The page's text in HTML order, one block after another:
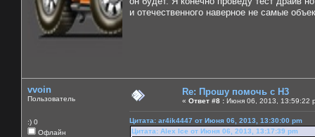
и отечественного наверное не самые
vvoin
Пользователь
:) 0
Офлайн
Re: Прошу помочь с Н3
« Ответ #8 : Июня 06, 2013, 13:59:22
Цитата: ar4ik4447 от Июня 06, 2013, 13:30:00 pm
Цитата: Alex Ice от Июня 06, 2013, 13:17:39 pm